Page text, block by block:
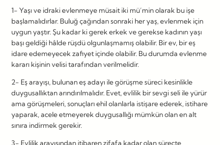
1- Yaşı ve idraki evlenmeye müsait iki mü’min olarak bu işe
başlamalıdırlar. Buluğ çağından sonraki her yaş, evlenmek için
uygun yaştır. Şu kadar ki gerek erkek ve gerekse kadının yaşı
başı geldiği hâlde rüşdü olgunlaşmamış olabilir. Bir ev, bir eş
idare edemeyecek zafiyet içinde olabilir. Bu durumda evlenme
kararı kişinin velisi tarafından verilmelidir.
2- Eş arayışı, bulunan eş adayı ile görüşme süreci kesinlikle
duygusallıktan arındırılmalıdır. Evet, evlilik bir sevgi seli ile yürür
ama görüşmeleri, sonuçları ehil olanlarla istişare ederek, istihare
yaparak, acele etmeyerek duygusallığı mümkün olan en alt
sınıra indirmek gerekir.
3- Evlilik arayışından itibaren zifafa kadar olan süreçte